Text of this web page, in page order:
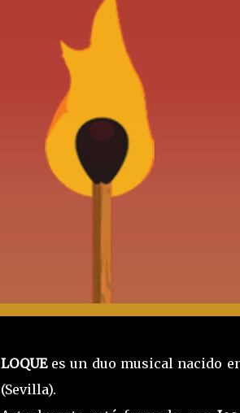
LOQUE es un duo musical nacido
(Sevilla).